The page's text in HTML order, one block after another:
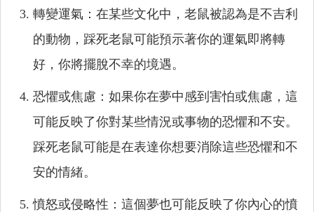
轉變運氣：在某些文化中，老鼠被認為是不吉利
的動物，踩死老鼠可能預示著你的運氣即將轉
好，你將擺脫不幸的境遇。
恐懼或焦慮：如果你在夢中感到害怕或焦慮，這
可能反映了你對某些情況或事物的恐懼和不安。
踩死老鼠可能是在表達你想要消除這些恐懼和不
安的情緒。
憤怒或侵略性：這個夢也可能反映了你內心的憤